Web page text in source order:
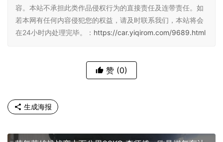
容。本站不承担此类作品侵权行为的直接责任及连带责任。如
若本网有任何内容侵犯您的权益，请及时联系我们，本站将会
在24小时内处理完毕。： https://car.yiqirom.com/9689.html
赞 (0)
生成海报